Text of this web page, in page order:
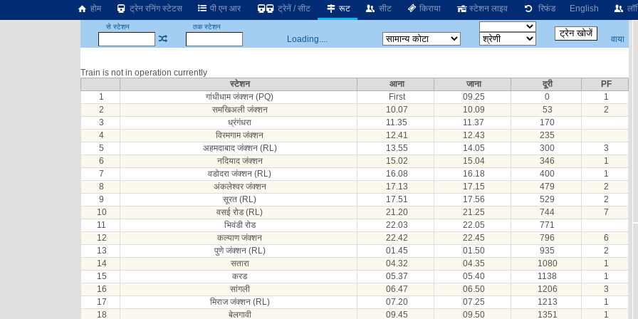
होम ट्रेन रनिंग स्टेटस पी एन आर ट्रेनें / सीट रूट सीट किराया स्टेशन लाइव रिफंड English
से स्टेशन तक स्टेशन
Loading.... वाया
Train is not in operation currently
स्टेशन
आना जाना दूरी
PF
1
गांधीधाम जंक्शन (PQ) First 09.25 0
1
2
समखिअली जंक्शन 10.07 10.09 53
2
3
ध्रंगंधरा 11.35 11.37
170
4
विरमगाम जंक्शन 12.41 12.43
235
5
अहमदाबाद जंक्शन (RL) 13.55 14.05 300
3
6
नदियाद जंक्शन 15.02 15.04 346
1
7
वडोदरा जंक्शन (RL) 16.08 16.18 400
1
8
अंकलेश्वर जंक्शन 17.13 17.15 479
2
9
सूरत (RL) 17.51 17.56 529
2
10
वसई रोड (RL) 21.20 21.25 744
7
11
भिवंडी रोड 22.03 22.05
771
12
कल्याण जंक्शन 22.42 22.45 796
6
13
पुणे जंक्शन (RL) 01.45 01.50 935
2
14
सतारा 04.32 04.35 1080
1
15
करड 05.37 05.40 1138
1
16
सांगली 06.47 06.50 1206
3
17
मिराज जंक्शन (RL) 07.20 07.25 1213
1
18
बेलगावी 09.45 09.50 1351 1